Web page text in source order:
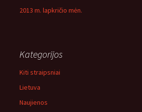
2013 m. lapkričio mėn.
Kategorijos
Kiti straipsniai
Lietuva
Naujienos